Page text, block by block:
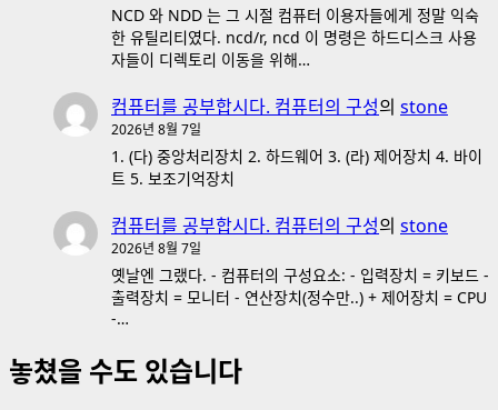
NCD 와 NDD 는 그 시절 컴퓨터 이용자들에게 정말 익숙
한 유틸리티였다. ncd/r, ncd 이 명령은 하드디스크 사용
자들이 디렉토리 이동을 위해…
컴퓨터를 공부합시다. 컴퓨터의 구성의 stone
2026년 8월 7일
1. (다) 중앙처리장치 2. 하드웨어 3. (라) 제어장치 4. 바이
트 5. 보조기억장치
컴퓨터를 공부합시다. 컴퓨터의 구성의 stone
2026년 8월 7일
옛날엔 그랬다. - 컴퓨터의 구성요소: - 입력장치 = 키보드 -
출력장치 = 모니터 - 연산장치(정수만..) + 제어장치 = CPU
-…
놓쳤을 수도 있습니다